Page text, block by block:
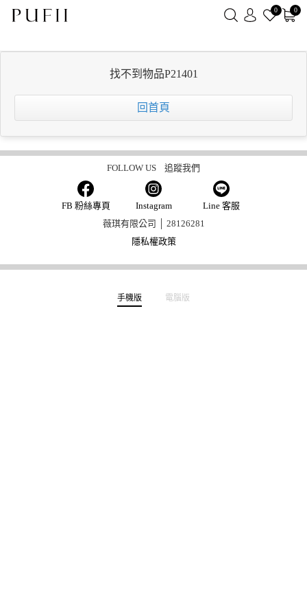
0 0
新好友加LINE領取50元
找不到物品P21401
回首頁
FOLLOW US 追蹤我們
FB 粉絲專頁 Instagram
Line 客服
薇琪有限公司 │ 28126281
隱私權政策
手機版 電腦版